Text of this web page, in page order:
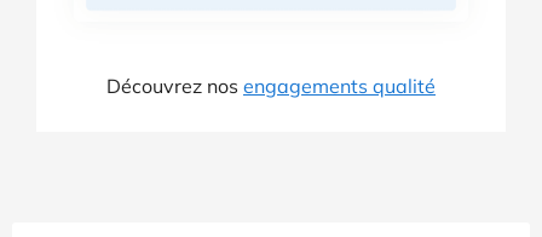
Découvrez nos engagements qualité